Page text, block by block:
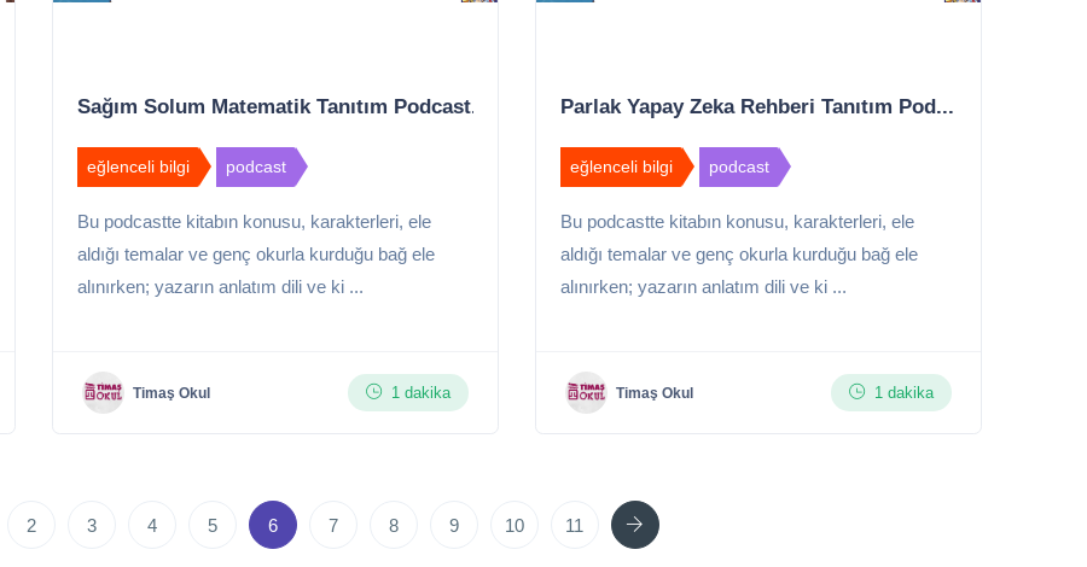
Sağım Solum Matematik Tanıtım Podcast...
eğlenceli bilgi podcast
Bu podcastte kitabın konusu, karakterleri, ele
aldığı temalar ve genç okurla kurduğu bağ ele
alınırken; yazarın anlatım dili ve ki ...
Timaş Okul 1 dakika
Parlak Yapay Zeka Rehberi Tanıtım Pod...
eğlenceli bilgi podcast
Bu podcastte kitabın konusu, karakterleri, ele
aldığı temalar ve genç okurla kurduğu bağ ele
alınırken; yazarın anlatım dili ve ki ...
Timaş Okul 1 dakika
2 3 4 5 6 7 8 9 10 11 Next